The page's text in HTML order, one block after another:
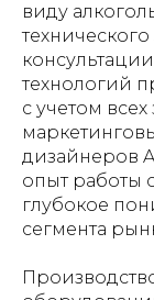
виду
технологий
с учетом
дизайнеров
опыт работы
глубокое
сегмента